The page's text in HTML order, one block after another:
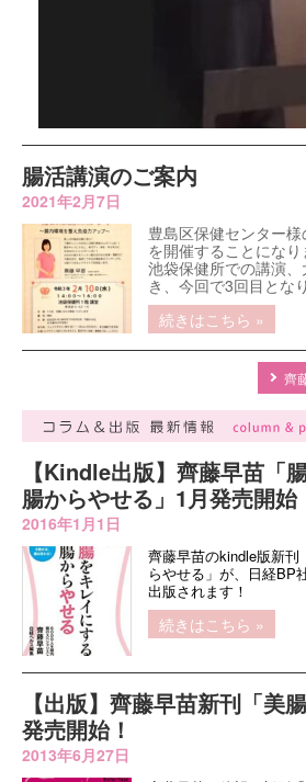
腸活講演のご案内
2021年2月7日
豊島区保健センター
を開催することになり
池袋保健所での講演
き、今回で3回目とな
続きはこちら »
齊
【Kindle出版】齊藤早苗「
腸からやせる」1月発売開始
2016年1月1日
齊藤早苗のkindle版新
らやせる」が、日経BP
出版されます！
続きはこちら »
【出版】齊藤早苗新刊「美
発売開始！
2013年6月27日